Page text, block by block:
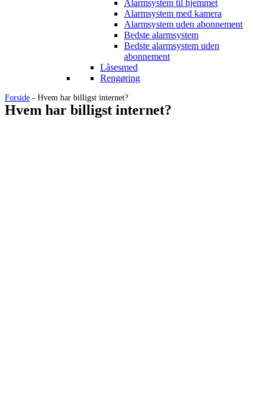
Alarmsystem til hjemmet
Alarmsystem med kamera
Alarmsystem uden abonnement
Bedste alarmsystem
Bedste alarmsystem uden
abonnement
Låsesmed
Rengøring
Forside - Hvem har billigst internet?
Hvem har billigst internet?